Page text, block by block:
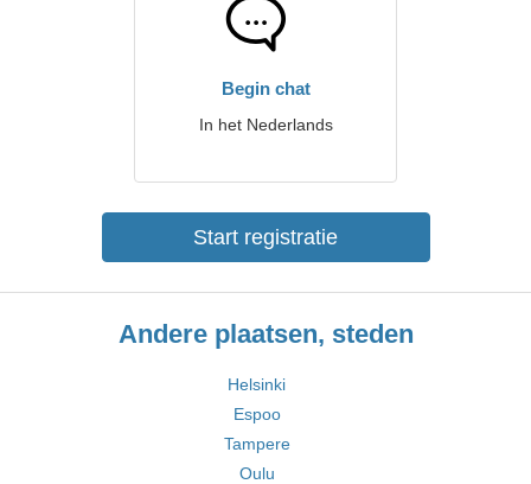
Begin chat
In het Nederlands
Start registratie
Andere plaatsen, steden
Helsinki
Espoo
Tampere
Oulu